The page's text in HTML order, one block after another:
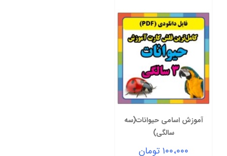
آموزش اسامی حیوانات(سه
سالگی)
۱۰۰،۰۰۰ تومان